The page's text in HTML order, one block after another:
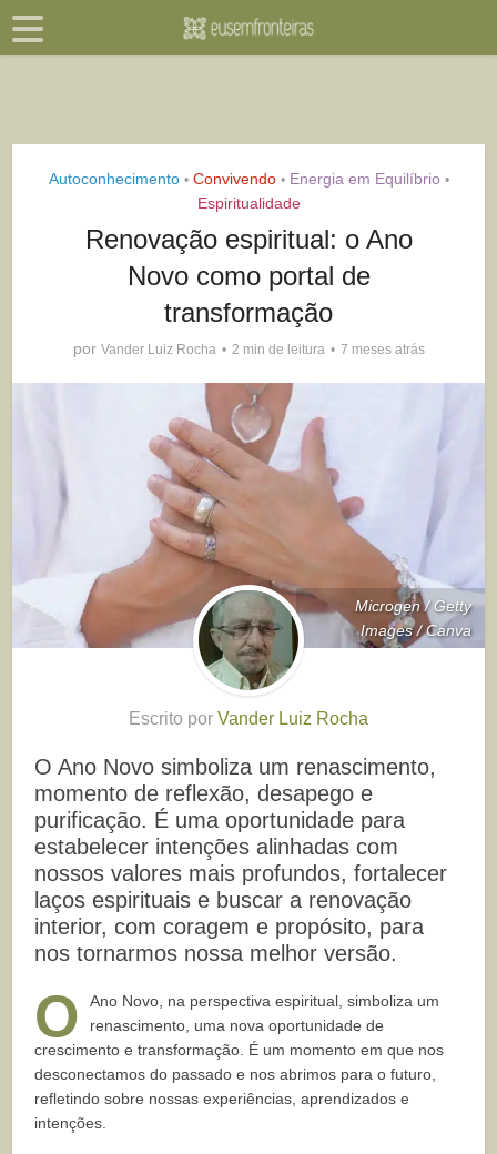
Autoconhecimento • Convivendo • Energia em Equilíbrio •
Espiritualidade
Renovação espiritual: o Ano
Novo como portal de
transformação
por Vander Luiz Rocha 2 min de leitura 7 meses atrás
Microgen / Getty
Images / Canva
Escrito por Vander Luiz Rocha
O Ano Novo simboliza um renascimento,
momento de reflexão, desapego e
purificação. É uma oportunidade para
estabelecer intenções alinhadas com
nossos valores mais profundos, fortalecer
laços espirituais e buscar a renovação
interior, com coragem e propósito, para
nos tornarmos nossa melhor versão.
O
Ano Novo, na perspectiva espiritual, simboliza um
renascimento, uma nova oportunidade de
crescimento e transformação. É um momento em que nos
desconectamos do passado e nos abrimos para o futuro,
refletindo sobre nossas experiências, aprendizados e
intenções.